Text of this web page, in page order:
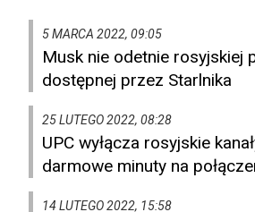
5 MARCA 2022, 09:05
Musk nie odetnie rosyjskiej
dostępnej przez Starlnika
25 LUTEGO 2022, 08:28
UPC wyłącza rosyjskie
darmowe minuty na
14 LUTEGO 2022, 15:58